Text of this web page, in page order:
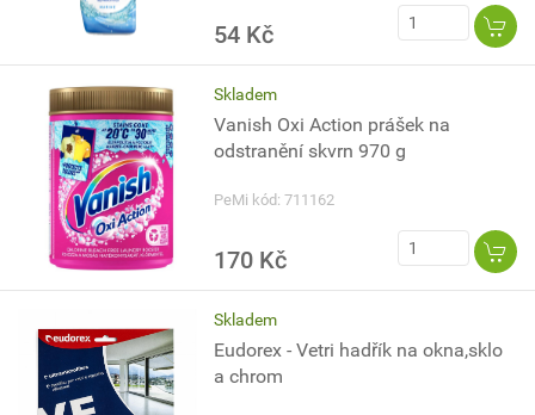
54 Kč
Skladem
Vanish Oxi Action prášek na
odstranění skvrn 970 g
PeMi kód: 711162
170 Kč
Skladem
Eudorex - Vetri hadřík na okna,sklo
a chrom